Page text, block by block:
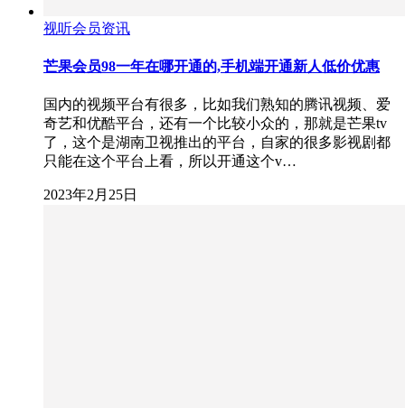
视听会员资讯
芒果会员98一年在哪开通的,手机端开通新人低价优惠
国内的视频平台有很多，比如我们熟知的腾讯视频、爱
奇艺和优酷平台，还有一个比较小众的，那就是芒果tv
了，这个是湖南卫视推出的平台，自家的很多影视剧都
只能在这个平台上看，所以开通这个v…
2023年2月25日